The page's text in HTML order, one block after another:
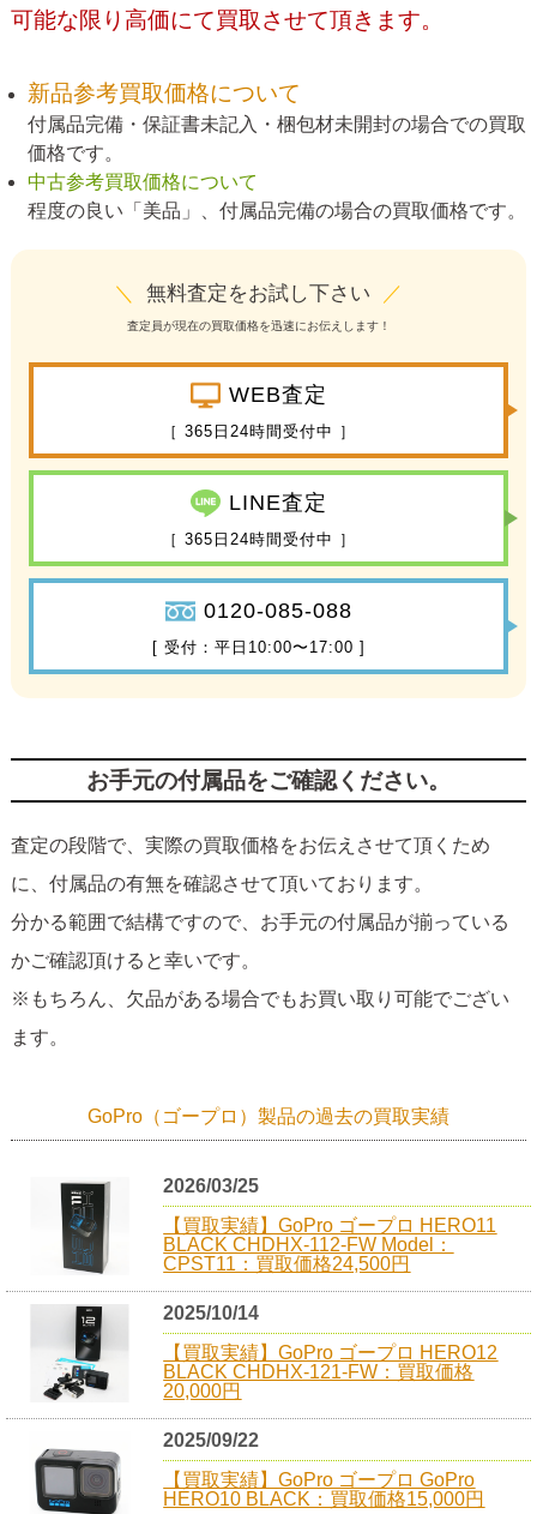
可能な限り高価にて買取させて頂きます。
新品参考買取価格について
付属品完備・保証書未記入・梱包材未開封の場合での買取
価格です。
中古参考買取価格について
程度の良い「美品」、付属品完備の場合の買取価格です。
＼ 無料査定をお試し下さい ／
査定員が現在の買取価格を迅速にお伝えします！
WEB査定
［ 365日24時間受付中 ］
LINE査定
［ 365日24時間受付中 ］
0120-085-088
[ 受付：平日10:00〜17:00 ]
お手元の付属品をご確認ください。
査定の段階で、実際の買取価格をお伝えさせて頂くため
に、付属品の有無を確認させて頂いております。
分かる範囲で結構ですので、お手元の付属品が揃っている
かご確認頂けると幸いです。
※もちろん、欠品がある場合でもお買い取り可能でござい
ます。
GoPro（ゴープロ）製品の過去の買取実績
2026/03/25
【買取実績】GoPro ゴープロ HERO11
BLACK CHDHX-112-FW Model：
CPST11：買取価格24,500円
2025/10/14
【買取実績】GoPro ゴープロ HERO12
BLACK CHDHX-121-FW：買取価格
20,000円
2025/09/22
【買取実績】GoPro ゴープロ GoPro
HERO10 BLACK：買取価格15,000円